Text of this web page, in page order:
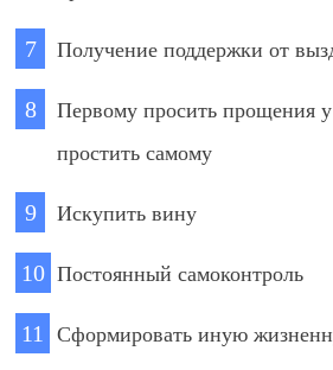
Получение поддержки от
Первому просить прощения у
простить самому
Искупить вину
Постоянный самоконтроль
Сформировать иную